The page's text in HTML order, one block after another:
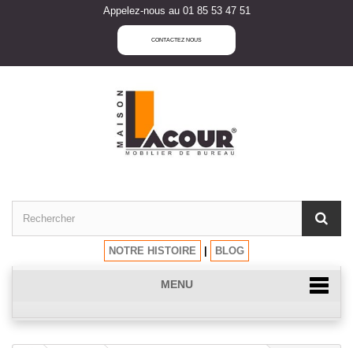
Appelez-nous au 01 85 53 47 51
CONTACTEZ NOUS
NOTRE HISTOIRE BLOG
MENU